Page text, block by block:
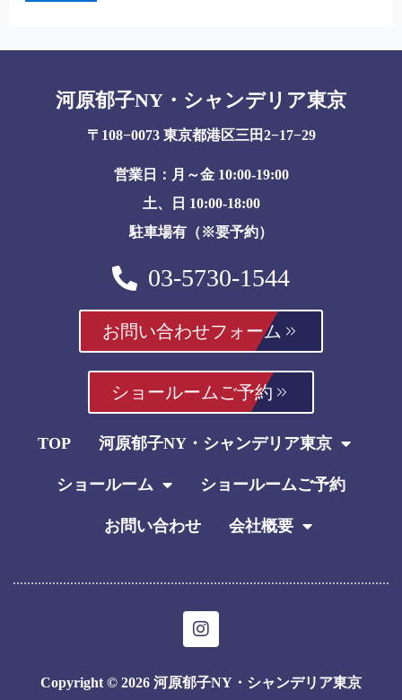
河原郁子NY・シャンデリア東京
〒108−0073 東京都港区三田2−17−29
営業日：月～金 10:00-19:00
土、日 10:00-18:00
駐車場有（※要予約）
03-5730-1544
お問い合わせフォーム
ショールームご予約
TOP 河原郁子NY・シャンデリア東京
ショールーム ショールームご予約
お問い合わせ 会社概要
I
n
t
a
Copyright © 2026 河原郁子NY・シャンデリア東京